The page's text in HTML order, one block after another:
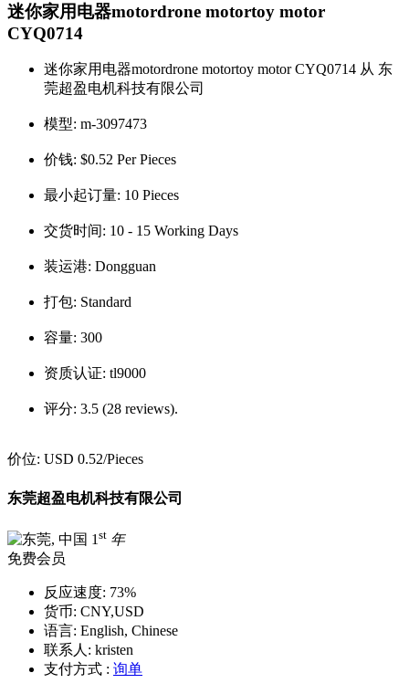
迷你家用电器motordrone motortoy motor
CYQ0714
迷你家用电器motordrone motortoy motor CYQ0714 从 东
莞超盈电机科技有限公司
模型: m-3097473
价钱: $0.52 Per Pieces
最小起订量: 10 Pieces
交货时间: 10 - 15 Working Days
装运港: Dongguan
打包: Standard
容量: 300
资质认证: tl9000
评分: 3.5 (28 reviews).
价位: USD 0.52/Pieces
东莞超盈电机科技有限公司
1 st 年
免费会员
反应速度: 73%
货币: CNY,USD
语言: English, Chinese
联系人: kristen
支付方式 : 询单